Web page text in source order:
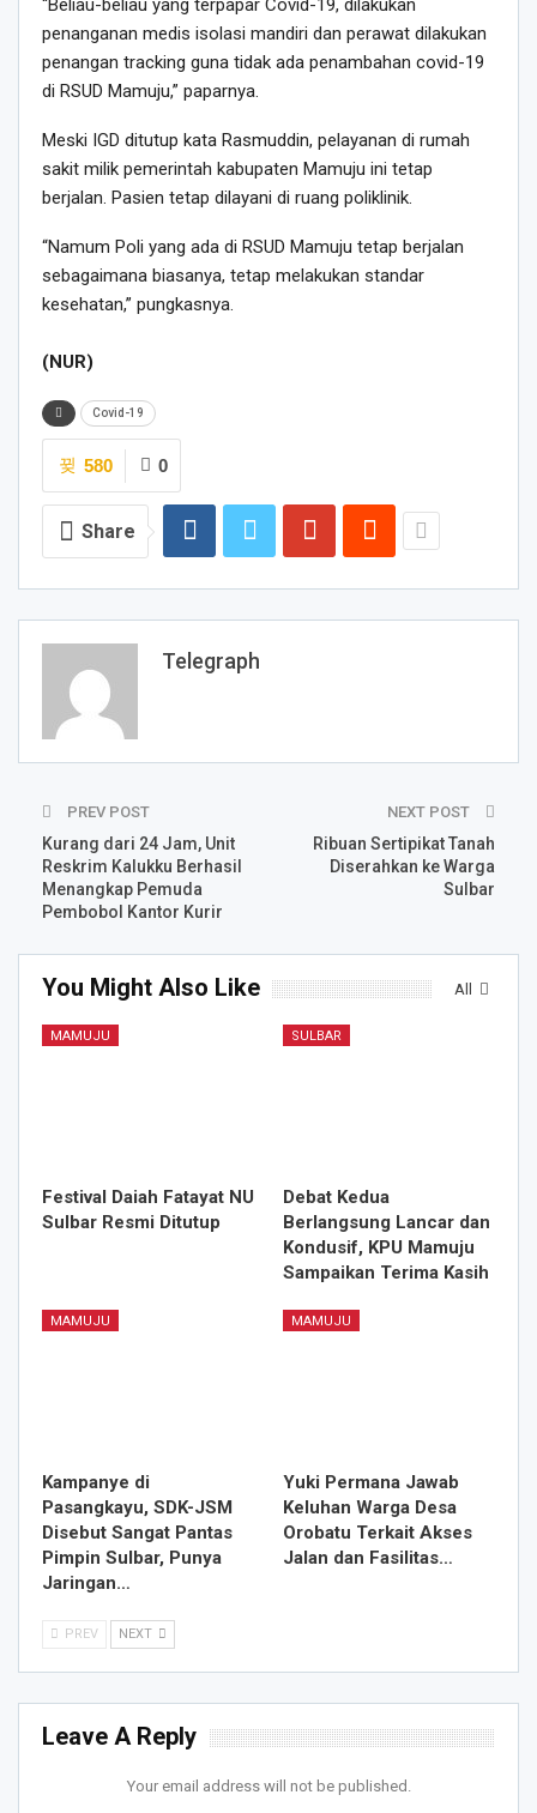
“Beliau-beliau yang terpapar Covid-19, dilakukan
penanganan medis isolasi mandiri dan perawat dilakukan
penangan tracking guna tidak ada penambahan covid-19
di RSUD Mamuju,” paparnya.
Meski IGD ditutup kata Rasmuddin, pelayanan di rumah
sakit milik pemerintah kabupaten Mamuju ini tetap
berjalan. Pasien tetap dilayani di ruang poliklinik.
“Namum Poli yang ada di RSUD Mamuju tetap berjalan
sebagaimana biasanya, tetap melakukan standar
kesehatan,” pungkasnya.
(NUR)
Covid-19
0
580
Share
Telegraph
PREV POST
Kurang dari 24 Jam, Unit
Reskrim Kalukku Berhasil
Menangkap Pemuda
Pembobol Kantor Kurir
NEXT POST
Ribuan Sertipikat Tanah
Diserahkan ke Warga
Sulbar
All
You Might Also Like
MAMUJU
Festival Daiah Fatayat NU
Sulbar Resmi Ditutup
SULBAR
Debat Kedua
Berlangsung Lancar dan
Kondusif, KPU Mamuju
Sampaikan Terima Kasih
MAMUJU
Kampanye di
Pasangkayu, SDK-JSM
Disebut Sangat Pantas
Pimpin Sulbar, Punya
Jaringan…
MAMUJU
Yuki Permana Jawab
Keluhan Warga Desa
Orobatu Terkait Akses
Jalan dan Fasilitas…
PREV NEXT
Leave A Reply
Your email address will not be published.